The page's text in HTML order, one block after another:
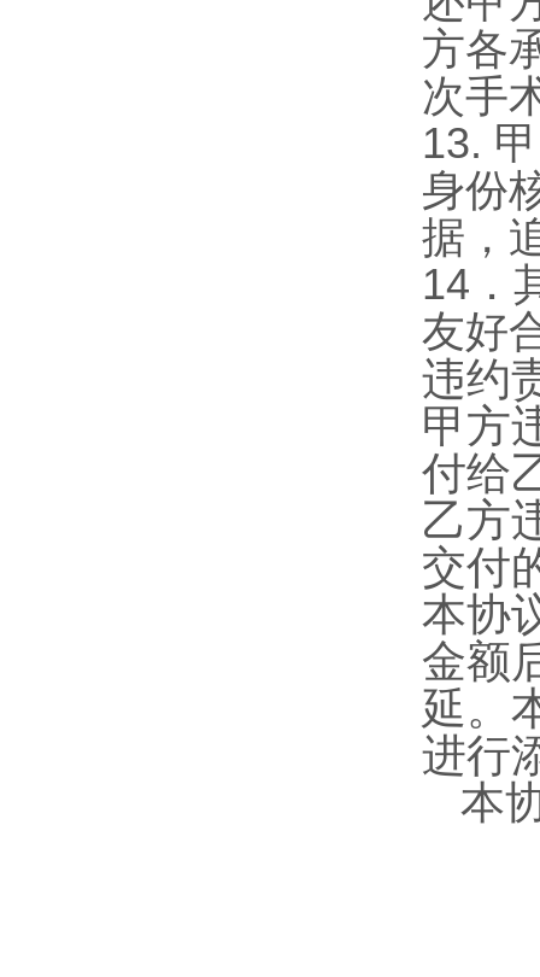
方各
次手
13.
身份
据，
14
友好
违约
甲方
付给
乙方
交付
本协
金额
延。
进行
本